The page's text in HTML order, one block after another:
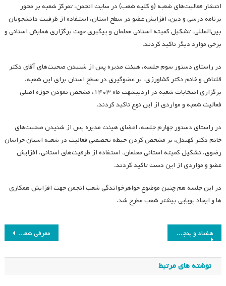
انتشار فعالیت‌های شعبه (و کلیه شعب) در سایت انجمن، تمرکز شعبه بر محور
برنامه درسی و دین، افزایش عضو در سطح استان، استفاده از ظرفیت دانشجویان
بین‌المللی، تشکیل کمیته استانی معلمان و پیگیری جهت برگزاری همایش استانی و
برخی موارد دیگر تاکید کردند.
در راستای دستور سوم جلسه، هیئت مدیره پس از شنیدن صحبت‌های آقای دکتر
قلتاش و خانم دکتر کشاورزی، بر عضوگیری در سطح استان برای این شعبه،
برگزاری انتخابات شعبه در اردیبشهت ماه ۱۴۰۳، مشخص نمودن حوزه اصلی
فعالیت شعبه و مواردی از این نوع تاکید کردند.
در راستای دستور چهارم جلسه، اعضای هیئت مدیره پس از شنیدن صحبت‌های
خانم دکتر کهندل، بر مشخص کردن حیطه تخصصی فعالیت در شعبه استان خراسان
رضوی، تشکیل کمیته استانی معلمان، استفاده از ظرفیت‌های استانی، افزایش
عضو و مواردی از این دست تاکید کردند.
در این جلسه هم چنین موضوع خواهرخواندگی شعب انجمن جهت افزایش همکاری
ها و ایجاد پویایی بیشتر شعب مطرح شد.
راهبری
نوشته
معرفی شعبه قم و فعالیت‌های آن هفتاد و پنجمین جلسه هیئت مدیره انجمن مطالعات برنامه درسی ایران
نوشته های مرتبط